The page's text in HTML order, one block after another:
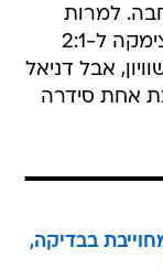
למרות
זאת, אשדוד לא הורידה את הראש, צימקה ל-2:1
אבל דניאל
אחת סידרה
בבדיקה,